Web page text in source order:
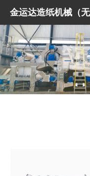
金运达造纸机械（